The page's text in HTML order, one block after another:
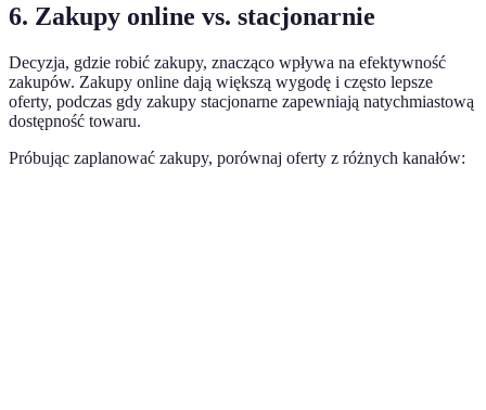
6. Zakupy online vs. stacjonarnie
Decyzja, gdzie robić zakupy, znacząco wpływa na efektywność
zakupów. Zakupy online dają większą wygodę i często lepsze
oferty, podczas gdy zakupy stacjonarne zapewniają natychmiastową
dostępność towaru.
Próbując zaplanować zakupy, porównaj oferty z różnych kanałów: